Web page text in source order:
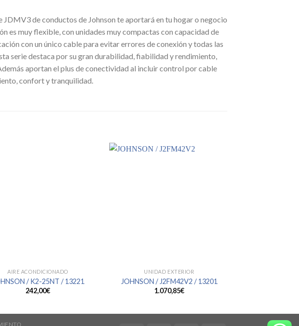
de conductos de Johnson te aportará en tu hogar o negocio
es muy flexible, con unidades muy compactas con capacidad de
con un único cable para evitar errores de conexión y todas las
serie destaca por su gran durabilidad, fiabilidad y rendimiento,
aportan el plus de conectividad al incluir control por cable
confort y tranquilidad.
AIRE ACONDICIONADO
/ K2-25NT / 13221
242,00€
UNIDAD EXTERIOR
JOHNSON / J2FM42V2 / 13201
1.070,85€